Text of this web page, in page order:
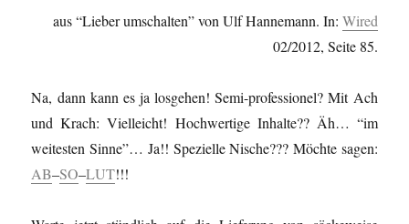
aus “Lieber umschalten” von Ulf Hannemann. In: Wired
02/2012, Seite 85.
Na, dann kann es ja losgehen! Semi-professionel? Mit Ach
und Krach: Vielleicht! Hochwertige Inhalte?? Äh… “im
weitesten Sinne”… Ja!! Spezielle Nische??? Möchte sagen:
AB–SO–LUT!!!